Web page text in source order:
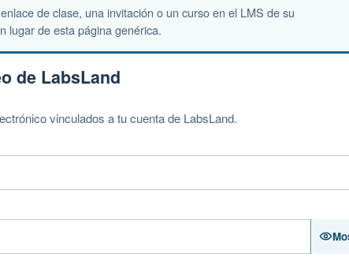
de clase, una invitación o un curso en el LMS de su
lugar de esta página genérica.
de LabsLand
vinculados a tu cuenta de LabsLand.